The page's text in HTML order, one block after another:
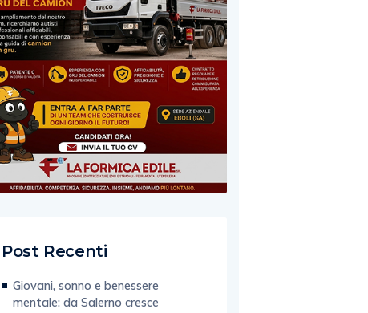
Post Recenti
Giovani, sonno e benessere
mentale: da Salerno cresce